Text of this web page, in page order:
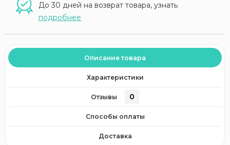
До 30 дней на возврат товара, узнать
подробнее
Описание товара
Характеристики
Отзывы 0
Способы оплаты
Доставка